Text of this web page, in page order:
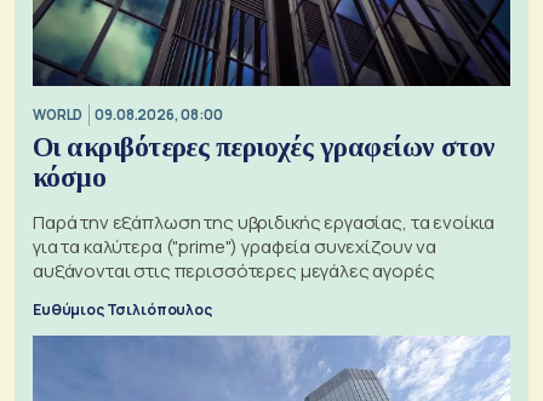
WORLD 09.08.2026, 08:00
Οι ακριβότερες περιοχές γραφείων στον
κόσμο
Παρά την εξάπλωση της υβριδικής εργασίας, τα ενοίκια
για τα καλύτερα ("prime") γραφεία συνεχίζουν να
αυξάνονται στις περισσότερες μεγάλες αγορές
Ευθύμιος Τσιλιόπουλος